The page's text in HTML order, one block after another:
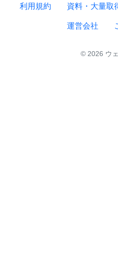
利用規約 資料・大量取
運営会社
© 2026 ウ